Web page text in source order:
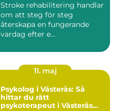
Stroke rehabilitering handlar
om att steg för steg
återskapa en fungerande
vardag efter e...
11. maj
Psykolog i Västerås: Så
hittar du rätt
psykoterapeut i Västerås